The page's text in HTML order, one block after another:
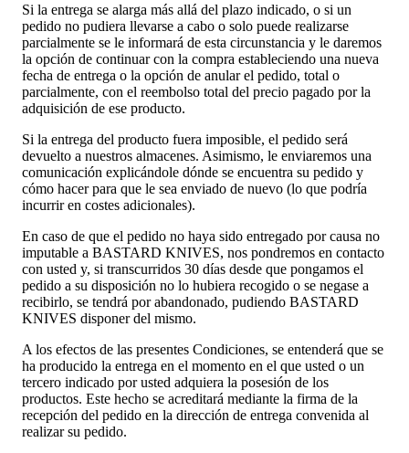
Si la entrega se alarga más allá del plazo indicado, o si un
pedido no pudiera llevarse a cabo o solo puede realizarse
parcialmente se le informará de esta circunstancia y le daremos
la opción de continuar con la compra estableciendo una nueva
fecha de entrega o la opción de anular el pedido, total o
parcialmente, con el reembolso total del precio pagado por la
adquisición de ese producto.
Si la entrega del producto fuera imposible, el pedido será
devuelto a nuestros almacenes. Asimismo, le enviaremos una
comunicación explicándole dónde se encuentra su pedido y
cómo hacer para que le sea enviado de nuevo (lo que podría
incurrir en costes adicionales).
En caso de que el pedido no haya sido entregado por causa no
imputable a BASTARD KNIVES, nos pondremos en contacto
con usted y, si transcurridos 30 días desde que pongamos el
pedido a su disposición no lo hubiera recogido o se negase a
recibirlo, se tendrá por abandonado, pudiendo BASTARD
KNIVES disponer del mismo.
A los efectos de las presentes Condiciones, se entenderá que se
ha producido la entrega en el momento en el que usted o un
tercero indicado por usted adquiera la posesión de los
productos. Este hecho se acreditará mediante la firma de la
recepción del pedido en la dirección de entrega convenida al
realizar su pedido.